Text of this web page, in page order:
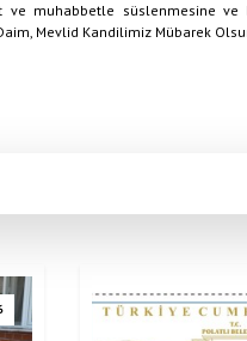
ve muhabbetle süslenmesine
Mevlid Kandilimiz Mübarek